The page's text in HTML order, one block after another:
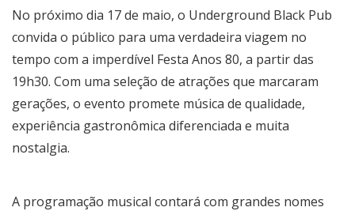
No próximo dia 17 de maio, o Underground Black Pub
convida o público para uma verdadeira viagem no
tempo com a imperdível Festa Anos 80, a partir das
19h30. Com uma seleção de atrações que marcaram
gerações, o evento promete música de qualidade,
experiência gastronômica diferenciada e muita
nostalgia.
A programação musical contará com grandes nomes